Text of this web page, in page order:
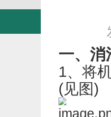
一、消
1、将
(见图)